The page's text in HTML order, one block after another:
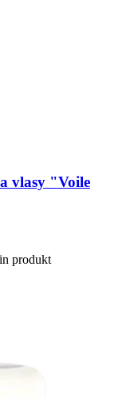
vlasy "Voile
produkt